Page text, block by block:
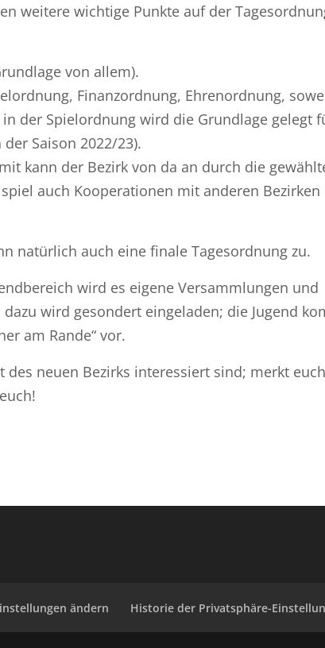
weitere wichtige Punkte auf der
von allem).
Finanzordnung, Ehrenordnung,
der Spielordnung wird die Grundlage gelegt
Saison 2022/23).
kann der Bezirk von da an durch die
auch Kooperationen mit anderen Bezirken
natürlich auch eine finale Tagesordnung zu.
wird es eigene Versammlungen und
wird gesondert eingeladen; die Jugend
am Rande“ vor.
neuen Bezirks interessiert sind; merkt euch
ändern Historie der Privatsphäre-